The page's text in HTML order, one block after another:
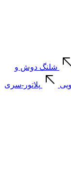
شلنگ دوش و
پلاتور-سری